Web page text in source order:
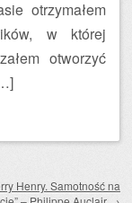
otrzymałem
w której
otworzyć
Henry. Samotność na